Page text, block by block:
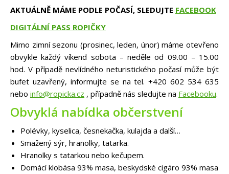
AKTUÁLNĚ MÁME PODLE POČASÍ, SLEDUJTE FACEBOOK
DIGITÁLNÍ PASS ROPIČKY
Mimo zimní sezonu (prosinec, leden, únor) máme otevřeno
obvykle každý víkend sobota – neděle od 09.00 – 15.00
hod. V případě nevlídného neturistického počasí může být
bufet uzavřený, informujte se na tel. +420 602 534 635
nebo info@ropicka.cz , případně nás sledujte na Facebooku.
Obvyklá nabídka občerstvení
Polévky, kyselica, česnekačka, kulajda a další…
Smažený sýr, hranolky, tatarka.
Hranolky s tatarkou nebo kečupem.
Domácí klobása 93% masa, beskydské cigáro 93% masa